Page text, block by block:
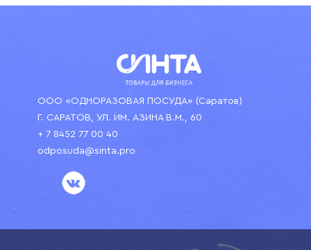
ООО «ОДНОРАЗОВАЯ ПОСУДА» (Саратов)
Г. САРАТОВ, УЛ. ИМ. АЗИНА В.М., 60
+ 7 8452 77 00 40
odposuda@sinta.pro